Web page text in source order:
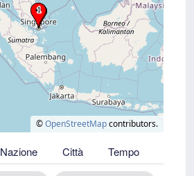
©OpenStreetMapcontributors.
Nazione Città Tempo